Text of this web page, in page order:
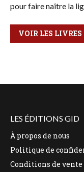
pour faire naître la
VOIR LES
LES ÉDITIONS GID
À propos de nous
Politique de
Conditions de vente